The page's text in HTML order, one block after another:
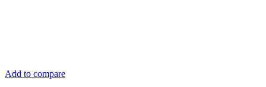
Add to compare